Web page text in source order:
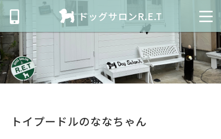
ドッグサロンR.E.T
トイプードルのななちゃん